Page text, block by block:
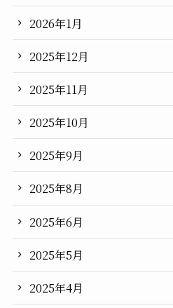
2026年1月
2025年12月
2025年11月
2025年10月
2025年9月
2025年8月
2025年6月
2025年5月
2025年4月